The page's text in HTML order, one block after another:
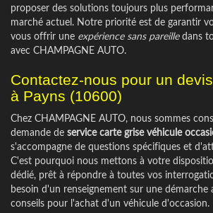
proposer des solutions toujours plus
marché actuel. Notre priorité est de garantir
vous offrir une expérience sans pareilledans
avec CHAMPAGNE AUTO.
Contactez-nous pour un
à Payns (10600)
Chez CHAMPAGNE AUTO, nous sommes
demande de service carte grise véhicule
s'accompagne de questions spécifiques et
C'est pourquoi nous mettons à votre
dédié, prêt à répondre à toutes vos
besoin d'un renseignement sur une
conseils pour l'achat d'un véhicule d'occasion.